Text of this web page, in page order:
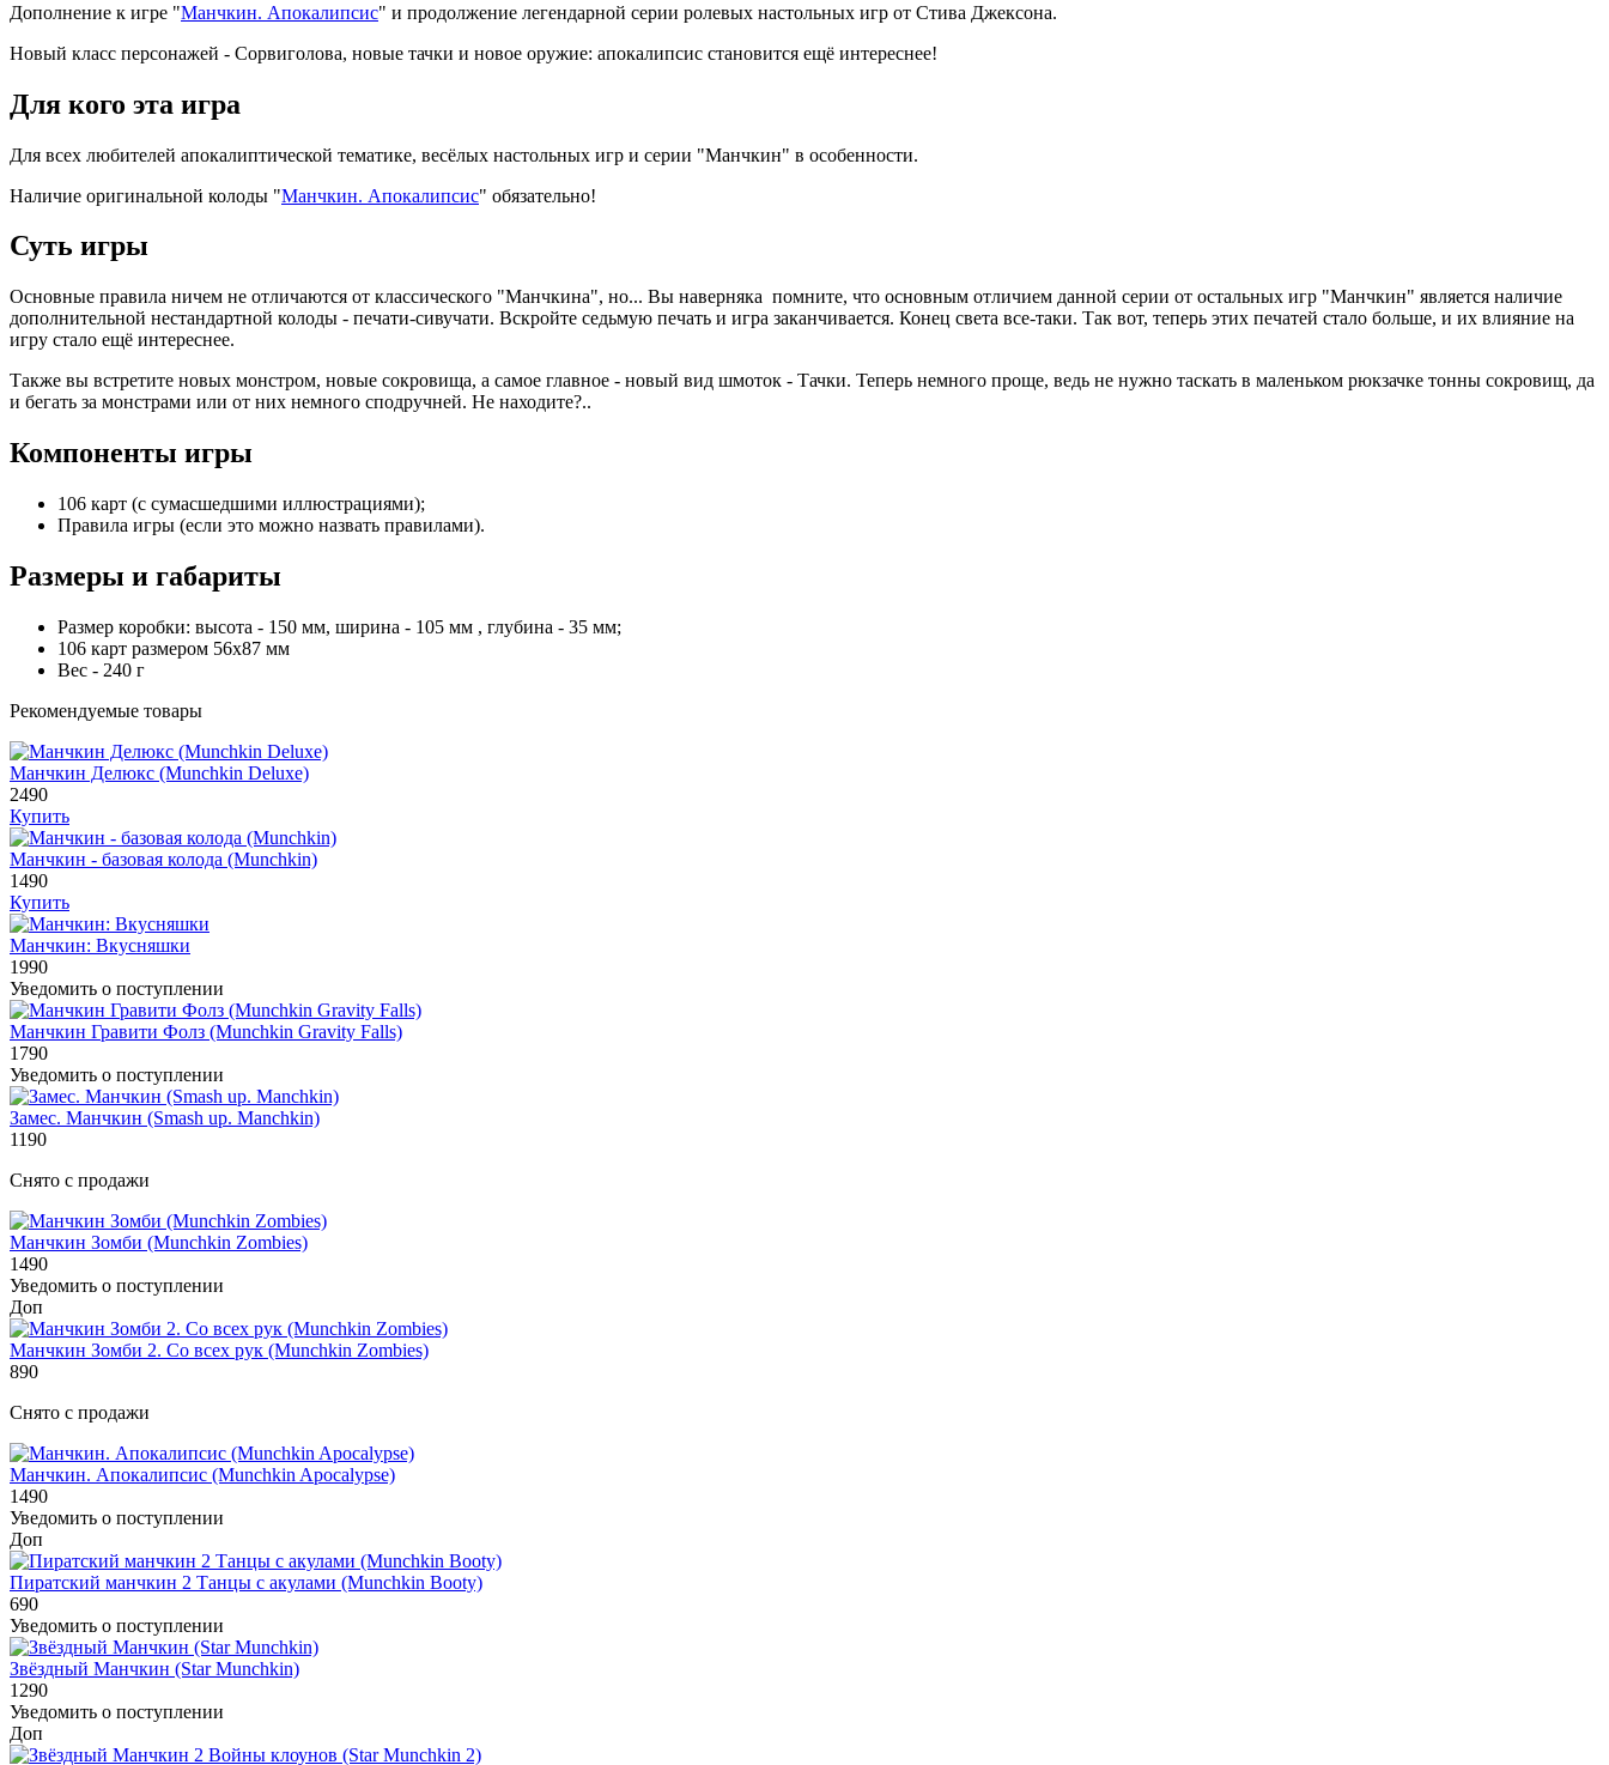
Дополнение к игре "Манчкин. Апокалипсис" и продолжение легендарной серии ролевых настольных игр от Стива Джексона.
Новый класс персонажей - Сорвиголова, новые тачки и новое оружие: апокалипсис становится ещё интереснее!
Для кого эта игра
Для всех любителей апокалиптической тематике, весёлых настольных игр и серии "Манчкин" в особенности.
Наличие оригинальной колоды "Манчкин. Апокалипсис" обязательно!
Суть игры
Основные правила ничем не отличаются от классического "Манчкина", но... Вы наверняка помните, что основным отличием данной серии от остальных игр "Манчкин" является наличие
дополнительной нестандартной колоды - печати-сивучати. Вскройте седьмую печать и игра заканчивается. Конец света все-таки. Так вот, теперь этих печатей стало больше, и их влияние на
игру стало ещё интереснее.
Также вы встретите новых монстром, новые сокровища, а самое главное - новый вид шмоток - Тачки. Теперь немного проще, ведь не нужно таскать в маленьком рюкзачке тонны сокровищ, да
и бегать за монстрами или от них немного сподручней. Не находите?..
Компоненты игры
106 карт (с сумасшедшими иллюстрациями);
Правила игры (если это можно назвать правилами).
Размеры и габариты
Размер коробки: высота - 150 мм, ширина - 105 мм , глубина - 35 мм;
106 карт размером 56х87 мм
Вес - 240 г
Рекомендуемые товары
Манчкин Делюкс (Munchkin Deluxe)
2490
Купить
Манчкин - базовая колода (Munchkin)
1490
Купить
Манчкин: Вкусняшки
1990
Уведомить о поступлении
Манчкин Гравити Фолз (Munchkin Gravity Falls)
1790
Уведомить о поступлении
Замес. Манчкин (Smash up. Manchkin)
1190
Снято с продажи
Манчкин Зомби (Munchkin Zombies)
1490
Уведомить о поступлении
Доп
Манчкин Зомби 2. Со всех рук (Munchkin Zombies)
890
Снято с продажи
Манчкин. Апокалипсис (Munchkin Apocalypse)
1490
Уведомить о поступлении
Доп
Пиратский манчкин 2 Танцы с акулами (Munchkin Booty)
690
Уведомить о поступлении
Звёздный Манчкин (Star Munchkin)
1290
Уведомить о поступлении
Доп